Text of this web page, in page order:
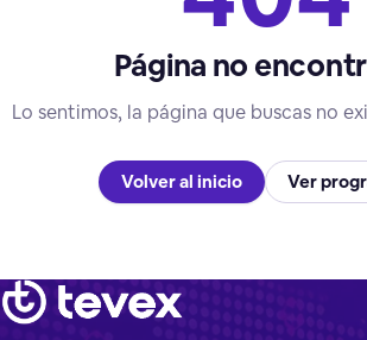
Página no
Lo sentimos, la página que buscas no
Volver al inicio Ver